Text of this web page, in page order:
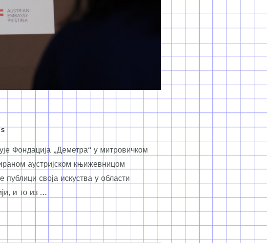
Фондација „Деметра“ у митровичком
аустријском књижевницом
своја искуства у области
и то из …